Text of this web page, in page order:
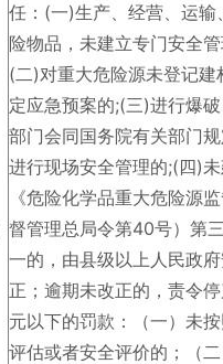
任：(一)生产、经营、运
险物品，未建立专门安全
(二)对重大危险源未登记
定应急预案的;(三)进行爆
部门会同国务院有关部门
进行现场安全管理的;(四)
《危险化学品重大危险源
督管理总局令第40号）第
一的，由县级以上人民政
正；逾期未改正的，责令
元以下的罚款：（一）未
评估或者安全评价的；（